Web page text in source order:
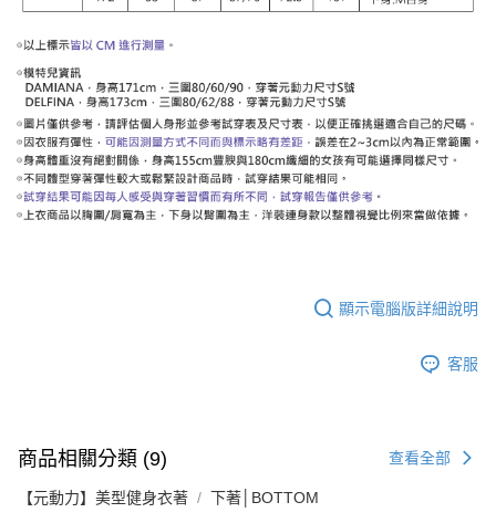
顯示電腦版詳細說明
客服
商品相關分類 (9) 查看全部
【元動力】美型健身衣著 下著│BOTTOM